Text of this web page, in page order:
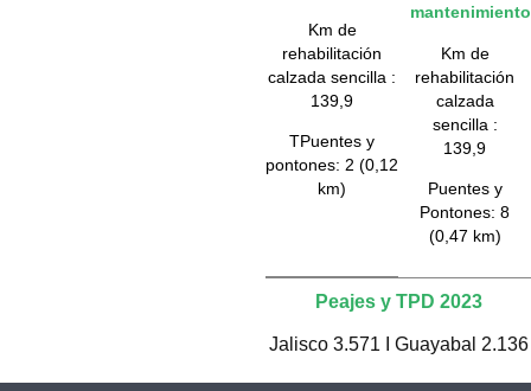
Km de
rehabilitación
calzada sencilla :
139,9
TPuentes y
pontones: 2 (0,12
km)
mantenimiento
Km de
rehabilitación
calzada
sencilla :
139,9
Puentes y
Pontones: 8
(0,47 km)
Peajes y TPD 2023
Jalisco 3.571 I Guayabal 2.136